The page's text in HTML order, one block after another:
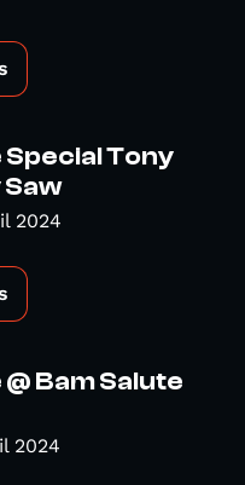
Special Tony
Saw
2024
Bam Salute
2024